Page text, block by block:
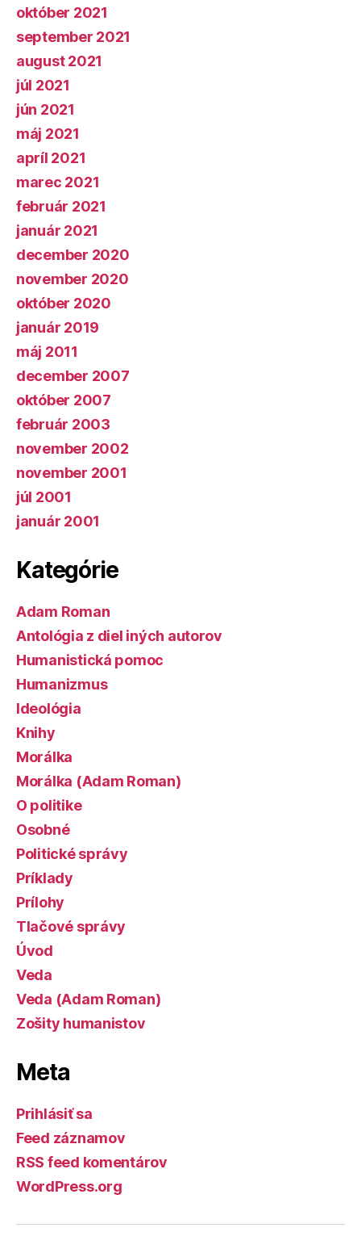
október 2021
september 2021
august 2021
júl 2021
jún 2021
máj 2021
apríl 2021
marec 2021
február 2021
január 2021
december 2020
november 2020
október 2020
január 2019
máj 2011
december 2007
október 2007
február 2003
november 2002
november 2001
júl 2001
január 2001
Kategórie
Adam Roman
Antológia z diel iných autorov
Humanistická pomoc
Humanizmus
Ideológia
Knihy
Morálka
Morálka (Adam Roman)
O politike
Osobné
Politické správy
Príklady
Prílohy
Tlačové správy
Úvod
Veda
Veda (Adam Roman)
Zošity humanistov
Meta
Prihlásiť sa
Feed záznamov
RSS feed komentárov
WordPress.org